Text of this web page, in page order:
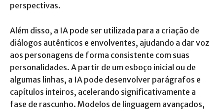
perspectivas.
Além disso, a IA pode ser utilizada para a criação de
diálogos autênticos e envolventes, ajudando a dar voz
aos personagens de forma consistente com suas
personalidades. A partir de um esboço inicial ou de
algumas linhas, a IA pode desenvolver parágrafos e
capítulos inteiros, acelerando significativamente a
fase de rascunho. Modelos de linguagem avançados,